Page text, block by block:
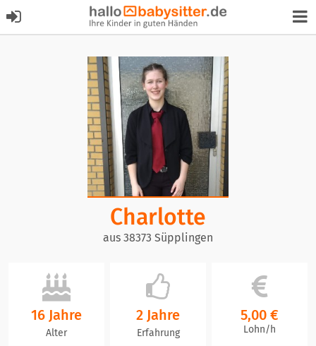
Charlotte
aus 38373 Süpplingen
16 Jahre
Alter
2 Jahre
Erfahrung
5,00 €
Lohn/h